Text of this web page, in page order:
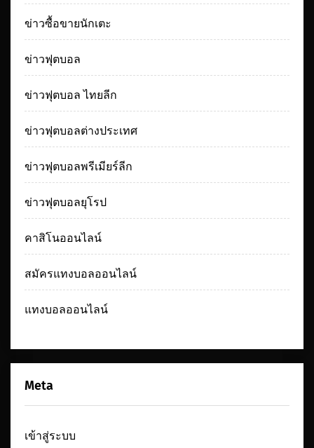
ข่าวซื้อขายนักเตะ
ข่าวฟุตบอล
ข่าวฟุตบอล ไทยลีก
ข่าวฟุตบอลต่างประเทศ
ข่าวฟุตบอลพรีเมียร์ลีก
ข่าวฟุตบอลยุโรป
คาสิโนออนไลน์
สมัครแทงบอลออนไลน์
แทงบอลออนไลน์
Meta
เข้าสู่ระบบ